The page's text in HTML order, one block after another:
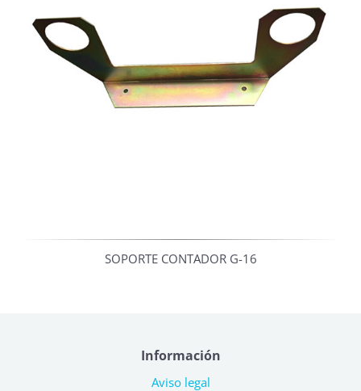
SOPORTE CONTADOR G-16
Información
Aviso legal